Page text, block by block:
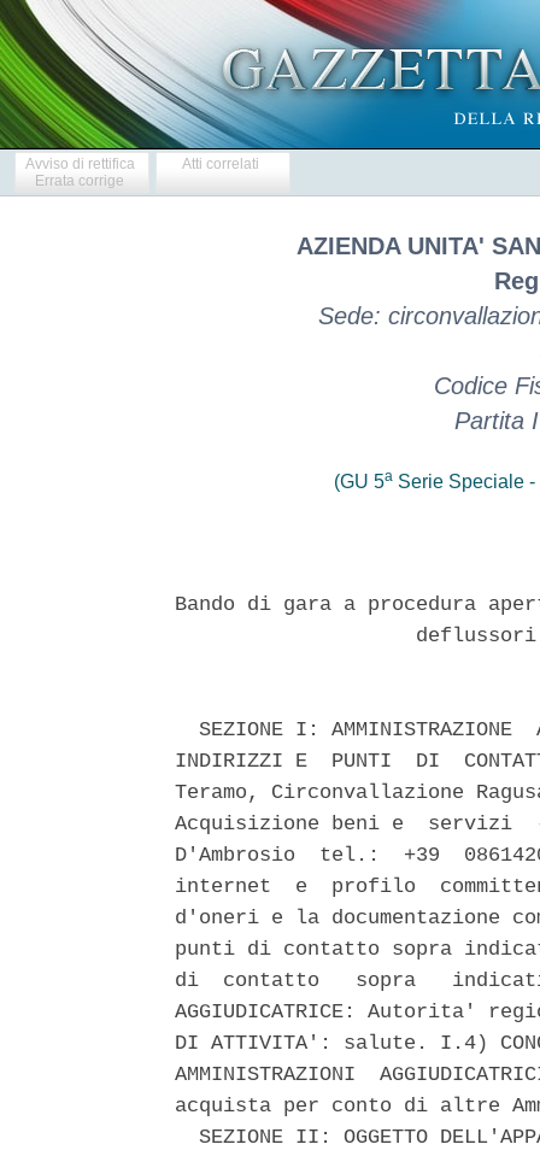
Avviso di rettifica
Errata corrige
Atti correlati
AZIENDA UNITA'
Sede:
Codice
Partita
(GU 5aSerie Speciale -
Bando di gara a procedura
SEZIONE I: AMMINISTRAZIONE
INDIRIZZI E  PUNTI  DI
Teramo, Circonvallazione
Acquisizione beni e
D'Ambrosio  tel.:  +39
internet  e  profilo
d'oneri e la documentazione
punti di contatto sopra
di  contatto   sopra   indicati.
AGGIUDICATRICE: Autorita'
DI ATTIVITA': salute. I.4)
AMMINISTRAZIONI
acquista per conto di altre
SEZIONE II: OGGETTO